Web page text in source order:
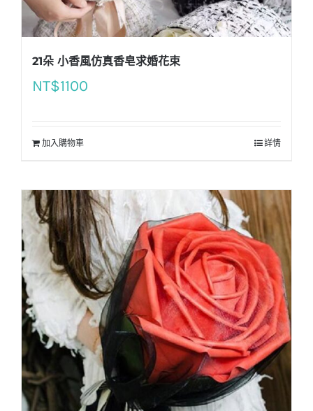
21朵 小香風仿真香皂求婚花束
NT$1100
加入購物車 詳情